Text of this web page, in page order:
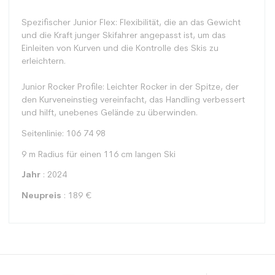
Spezifischer Junior Flex: Flexibilität, die an das Gewicht
und die Kraft junger Skifahrer angepasst ist, um das
Einleiten von Kurven und die Kontrolle des Skis zu
erleichtern.
Junior Rocker Profile: Leichter Rocker in der Spitze, der
den Kurveneinstieg vereinfacht, das Handling verbessert
und hilft, unebenes Gelände zu überwinden.
Seitenlinie: 106 74 98
9 m Radius für einen 116 cm langen Ski
Jahr : 2024
Neupreis : 189 €